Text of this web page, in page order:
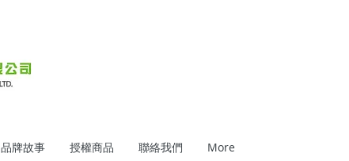
品牌故事 授權商品 聯絡我們 More